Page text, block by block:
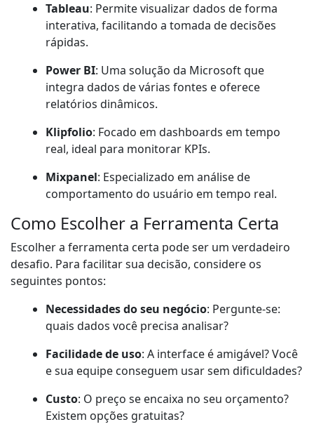
Tableau: Permite visualizar dados de forma
interativa, facilitando a tomada de decisões
rápidas.
Power BI: Uma solução da Microsoft que
integra dados de várias fontes e oferece
relatórios dinâmicos.
Klipfolio: Focado em dashboards em tempo
real, ideal para monitorar KPIs.
Mixpanel: Especializado em análise de
comportamento do usuário em tempo real.
Como Escolher a Ferramenta Certa
Escolher a ferramenta certa pode ser um verdadeiro
desafio. Para facilitar sua decisão, considere os
seguintes pontos:
Necessidades do seu negócio: Pergunte-se:
quais dados você precisa analisar?
Facilidade de uso: A interface é amigável? Você
e sua equipe conseguem usar sem dificuldades?
Custo: O preço se encaixa no seu orçamento?
Existem opções gratuitas?